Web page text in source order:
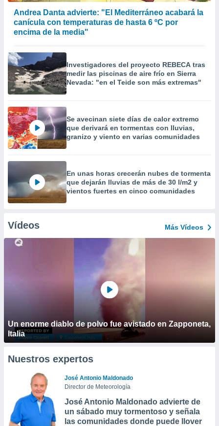
Andrea Danta advierte: "El Mediterráneo acabará la
canícula con temperaturas de hasta 6 ºC por
encima de la media"
Investigadores del proyecto REBECA tras
medir las piscinas de aire frío en Sierra
Nevada: "en el Teide son más extremas"
Se avecinan siete días de calor extremo
que derivará en tormentas con lluvias,
granizo y viento en varias comunidades
En unas horas crecerán nubes de tormenta
que dejarán lluvias de más de 30 l/m2 y
vientos fuertes en cinco comunidades
Vídeos Más Vídeos
Un enorme diablo de polvo fue avistado en Zapponeta,
Italia
Nuestros expertos
José Antonio Maldonado
Director de Meteorología
José Antonio Maldonado advierte de
un sábado muy tormentoso y señala
las comunidades donde puede llover